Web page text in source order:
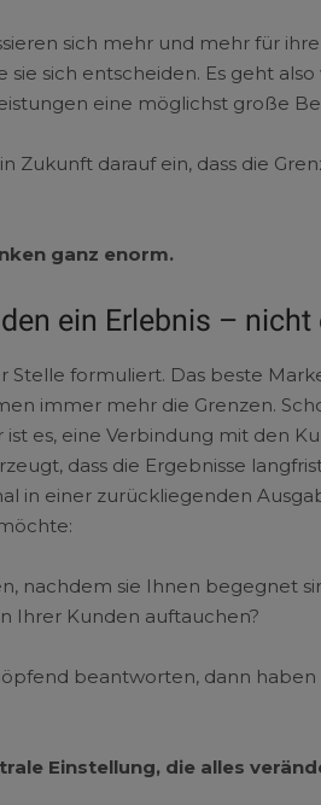
sich mehr und mehr für
sich entscheiden. Es geht
eine möglichst große
Zukunft darauf ein, dass die
ganz enorm.
ein Erlebnis –
Stelle formuliert. Das beste
immer mehr die Grenzen.
es, eine Verbindung mit den
dass die Ergebnisse
in einer zurückliegenden
nachdem sie Ihnen begegnet
Ihrer Kunden auftauchen?
beantworten, dann
Einstellung, die alles